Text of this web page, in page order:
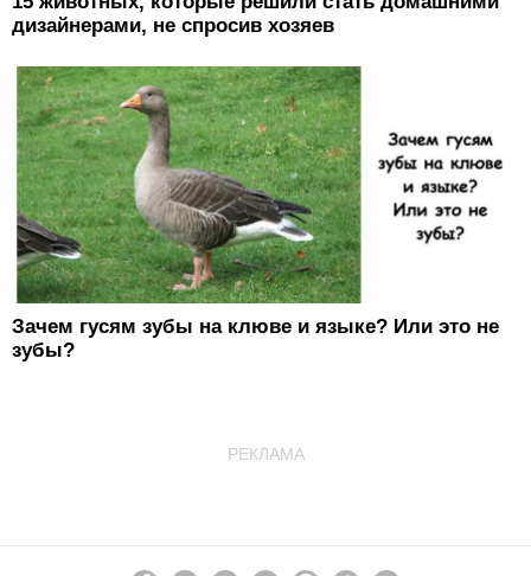
дизайнерами, не спросив хозяев
Зачем гусям зубы на клюве и языке? Или это не
зубы?
РЕКЛАМА